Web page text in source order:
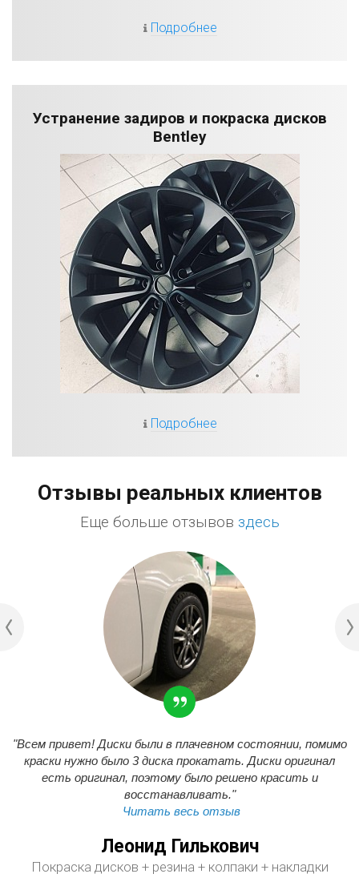
Подробнее
Устранение задиров и покраска дисков
Bentley
Подробнее
Отзывы реальных клиентов
Еще больше отзывов здесь
"Всем привет! Диски были в плачевном состоянии, помимо
краски нужно было 3 диска прокатать. Диски оригинал
есть оригинал, поэтому было решено красить и
восстанавливать."
Читать весь отзыв
Леонид Гилькович
Покраска дисков + резина + колпаки + накладки